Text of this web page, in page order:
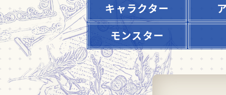
キャラクター
モンスター